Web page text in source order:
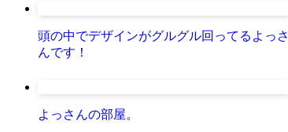
頭の中でデザインがグルグル回ってるよっさ
んです！
よっさんの部屋。